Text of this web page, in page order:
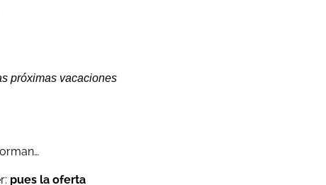
próximas vacaciones
pues la oferta